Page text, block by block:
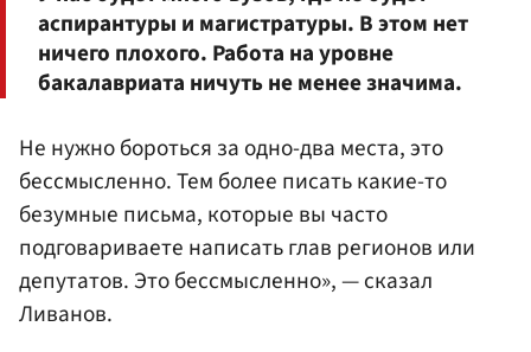
аспирантуры и магистратуры. В этом нет
ничего плохого. Работа на уровне
бакалавриата ничуть не менее значима.
Не нужно бороться за одно-два места, это
бессмысленно. Тем более писать какие-то
безумные письма, которые вы часто
подговариваете написать глав регионов или
депутатов. Это бессмысленно», — сказал
Ливанов.